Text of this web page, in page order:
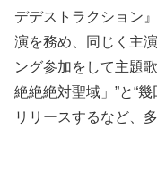
デデストラクション
演を務め、同じく主
ング参加をして主題
絶絶絶対聖域」”と“
リリースするなど、